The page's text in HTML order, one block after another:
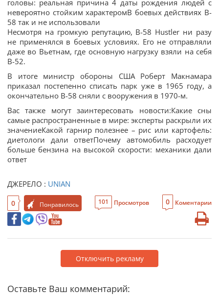
головы: реальная причина 4 даты рождения людей с
невероятно стойким характеромВ боевых действиях B-
58 так и не использовали
Несмотря на громкую репутацию, B-58 Hustler ни разу
не применялся в боевых условиях. Его не отправляли
даже во Вьетнам, где основную нагрузку взяли на себя
B-52.
В итоге министр обороны США Роберт Макнамара
приказал постепенно списать парк уже в 1965 году, а
окончательно B-58 сняли с вооружения в 1970-м.
Вас также могут заинтересовать новости:Какие сны
самые распространенные в мире: эксперты раскрыли их
значениеКакой гарнир полезнее – рис или картофель:
диетологи дали ответПочему автомобиль расходует
больше бензина на высокой скорости: механики дали
ответ
ДЖЕРЕЛО : UNIAN
0 Понравилось 101 Просмотров 0 Коментарии
Отключить рекламу
Оставьте Ваш комментарий: